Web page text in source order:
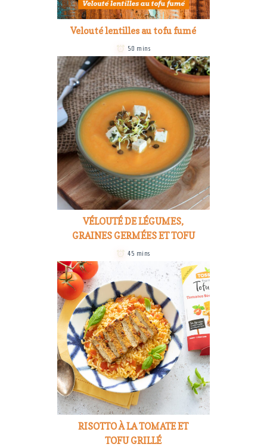
Velouté lentilles au tofu fumé
50 mins
VÉLOUTÉ DE LÉGUMES,
GRAINES GERMÉES ET TOFU
45 mins
RISOTTO À LA TOMATE ET
TOFU GRILLÉ